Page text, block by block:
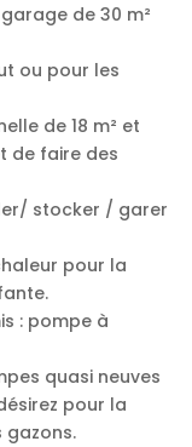
de 30 m²
ou pour les
de 18 m² et
de faire des
stocker / garer
pour la
: pompe à
quasi neuves
pour la
gazons.